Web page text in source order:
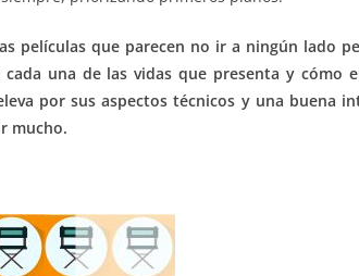
películas que parecen no ir a ningún lado
una de las vidas que presenta y cómo
por sus aspectos técnicos y una buena
mucho.